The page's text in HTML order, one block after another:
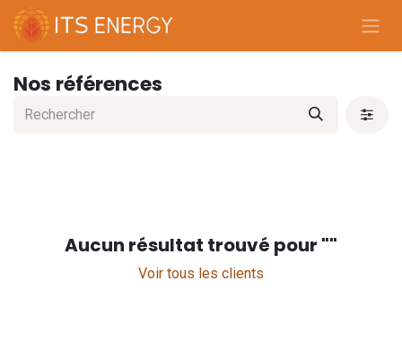
Se rendre au contenu
Nos références
Aucun résultat trouvé pour ""
Voir tous les clients